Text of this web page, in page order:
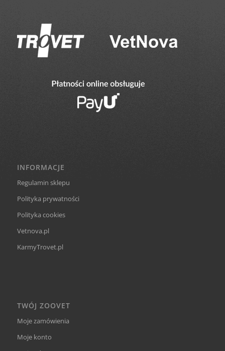
INFORMACJE
Regulamin sklepu
Polityka prywatności
Polityka cookies
Vetnova.pl
KarmyTrovet.pl
TWÓJ ZOOVET
Moje zamówienia
Moje konto